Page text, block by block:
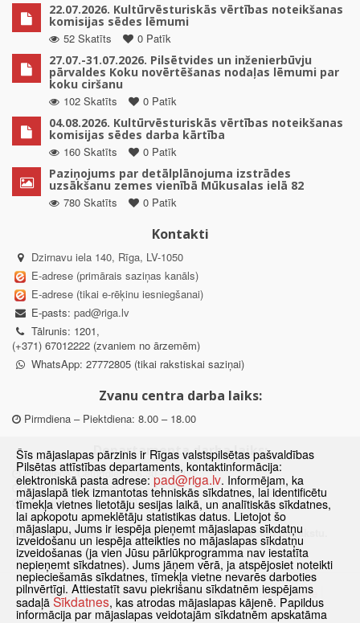
22.07.2026. Kultūrvēsturiskās vērtības noteikšanas
komisijas sēdes lēmumi
52 Skatīts
0 Patīk
27.07.-31.07.2026. Pilsētvides un inženierbūvju
pārvaldes Koku novērtēšanas nodaļas lēmumi par
koku ciršanu
102 Skatīts
0 Patīk
04.08.2026. Kultūrvēsturiskās vērtības noteikšanas
komisijas sēdes darba kārtība
160 Skatīts
0 Patīk
Paziņojums par detālplānojuma izstrādes
uzsākšanu zemes vienībā Mūkusalas ielā 82
780 Skatīts
0 Patīk
Kontakti
Dzirnavu iela 140, Rīga, LV-1050
E-adrese (primārais saziņas kanāls)
E-adrese (tikai e-rēķinu iesniegšanai)
E-pasts: pad@riga.lv
Tālrunis: 1201,
(+371) 67012222 (zvaniem no ārzemēm)
WhatsApp: 27772805 (tikai rakstiskai saziņai)
Zvanu centra darba laiks:
Pirmdiena – Piektdiena: 8.00 – 18.00
Departamenta darba laiks:
Pirmdiena, Ceturtdiena: 8.30 – 18.00
Otrdiena, Trešdiena: 8.30 – 17.00
Piektdiena: 8.30 – 15.00
Klātienes konsultācijas pieejamas tikai ar iepriekšēju pierakstu.
Sākums Jaunumi Biežāk uzdotie jautājumi
Lapas karte
Sīkdatnes
Kontakti
Šīs mājaslapas pārzinis ir Rīgas valstspilsētas pašvaldības
Pilsētas attīstības departaments, kontaktinformācija:
elektroniskā pasta adrese: pad@riga.lv. Informējam, ka
mājaslapā tiek izmantotas tehniskās sīkdatnes, lai identificētu
tīmekļa vietnes lietotāju sesijas laikā, un analītiskās sīkdatnes,
lai apkopotu apmeklētāju statistikas datus. Lietojot šo
mājaslapu, Jums ir iespēja pieņemt mājaslapas sīkdatņu
izveidošanu un iespēja atteikties no mājaslapas sīkdatņu
izveidošanas (ja vien Jūsu pārlūkprogramma nav iestatīta
nepieņemt sīkdatnes). Jums jāņem vērā, ja atspējosiet noteikti
nepieciešamās sīkdatnes, tīmekļa vietne nevarēs darboties
pilnvērtīgi. Attiestatīt savu piekrišanu sīkdatnēm iespējams
sadaļā Sīkdatnes, kas atrodas mājaslapas kājenē. Papildus
informācija par mājaslapas veidotajām sīkdatnēm apskatāma